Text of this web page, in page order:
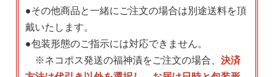
●その他商品と一緒にご注文の場合は別途送料を頂
戴いたします。
●包装形態のご指示には対応できません。
※ネコポス発送の福神漬をご注文の場合、決済